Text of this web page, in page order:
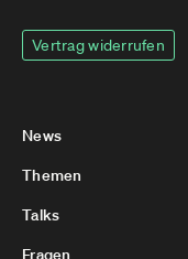
Vertrag widerrufen
News
Themen
Talks
Fragen